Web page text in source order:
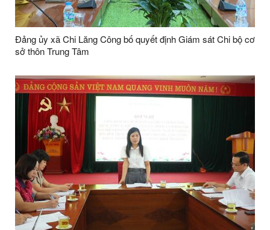
Đảng ủy xã Chi Lăng Công bố quyết định Giám sát Chi bộ cơ
sở thôn Trung Tâm